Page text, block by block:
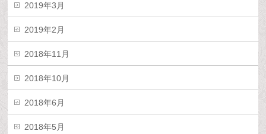
2019年3月
2019年2月
2018年11月
2018年10月
2018年6月
2018年5月